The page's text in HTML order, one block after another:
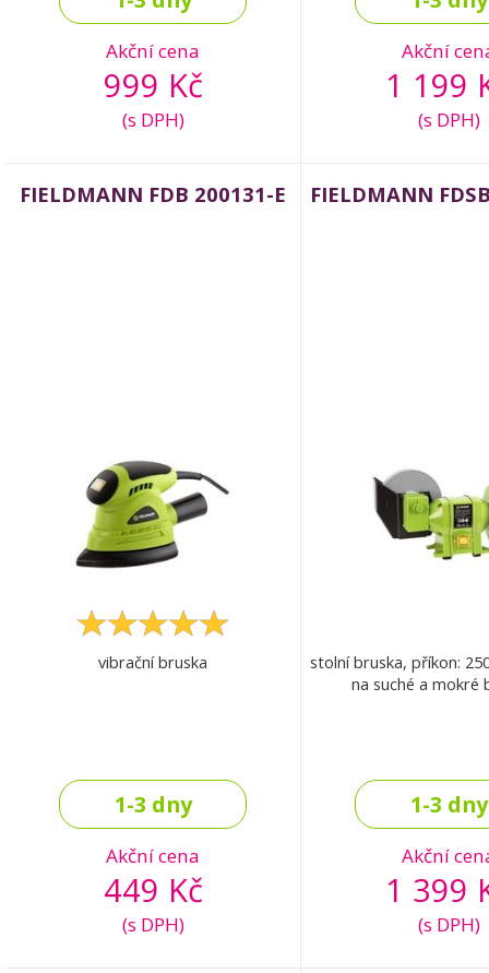
Akční cena
999 Kč
(s DPH)
Akční
1 199
(s DPH)
FIELDMANN FDB 200131-E
vibrační bruska
1-3 dny
Akční cena
449 Kč
(s DPH)
FIELDMANN
stolní bruska, příkon:
na suché a mokré
1-3 dny
Akční
1 399
(s DPH)